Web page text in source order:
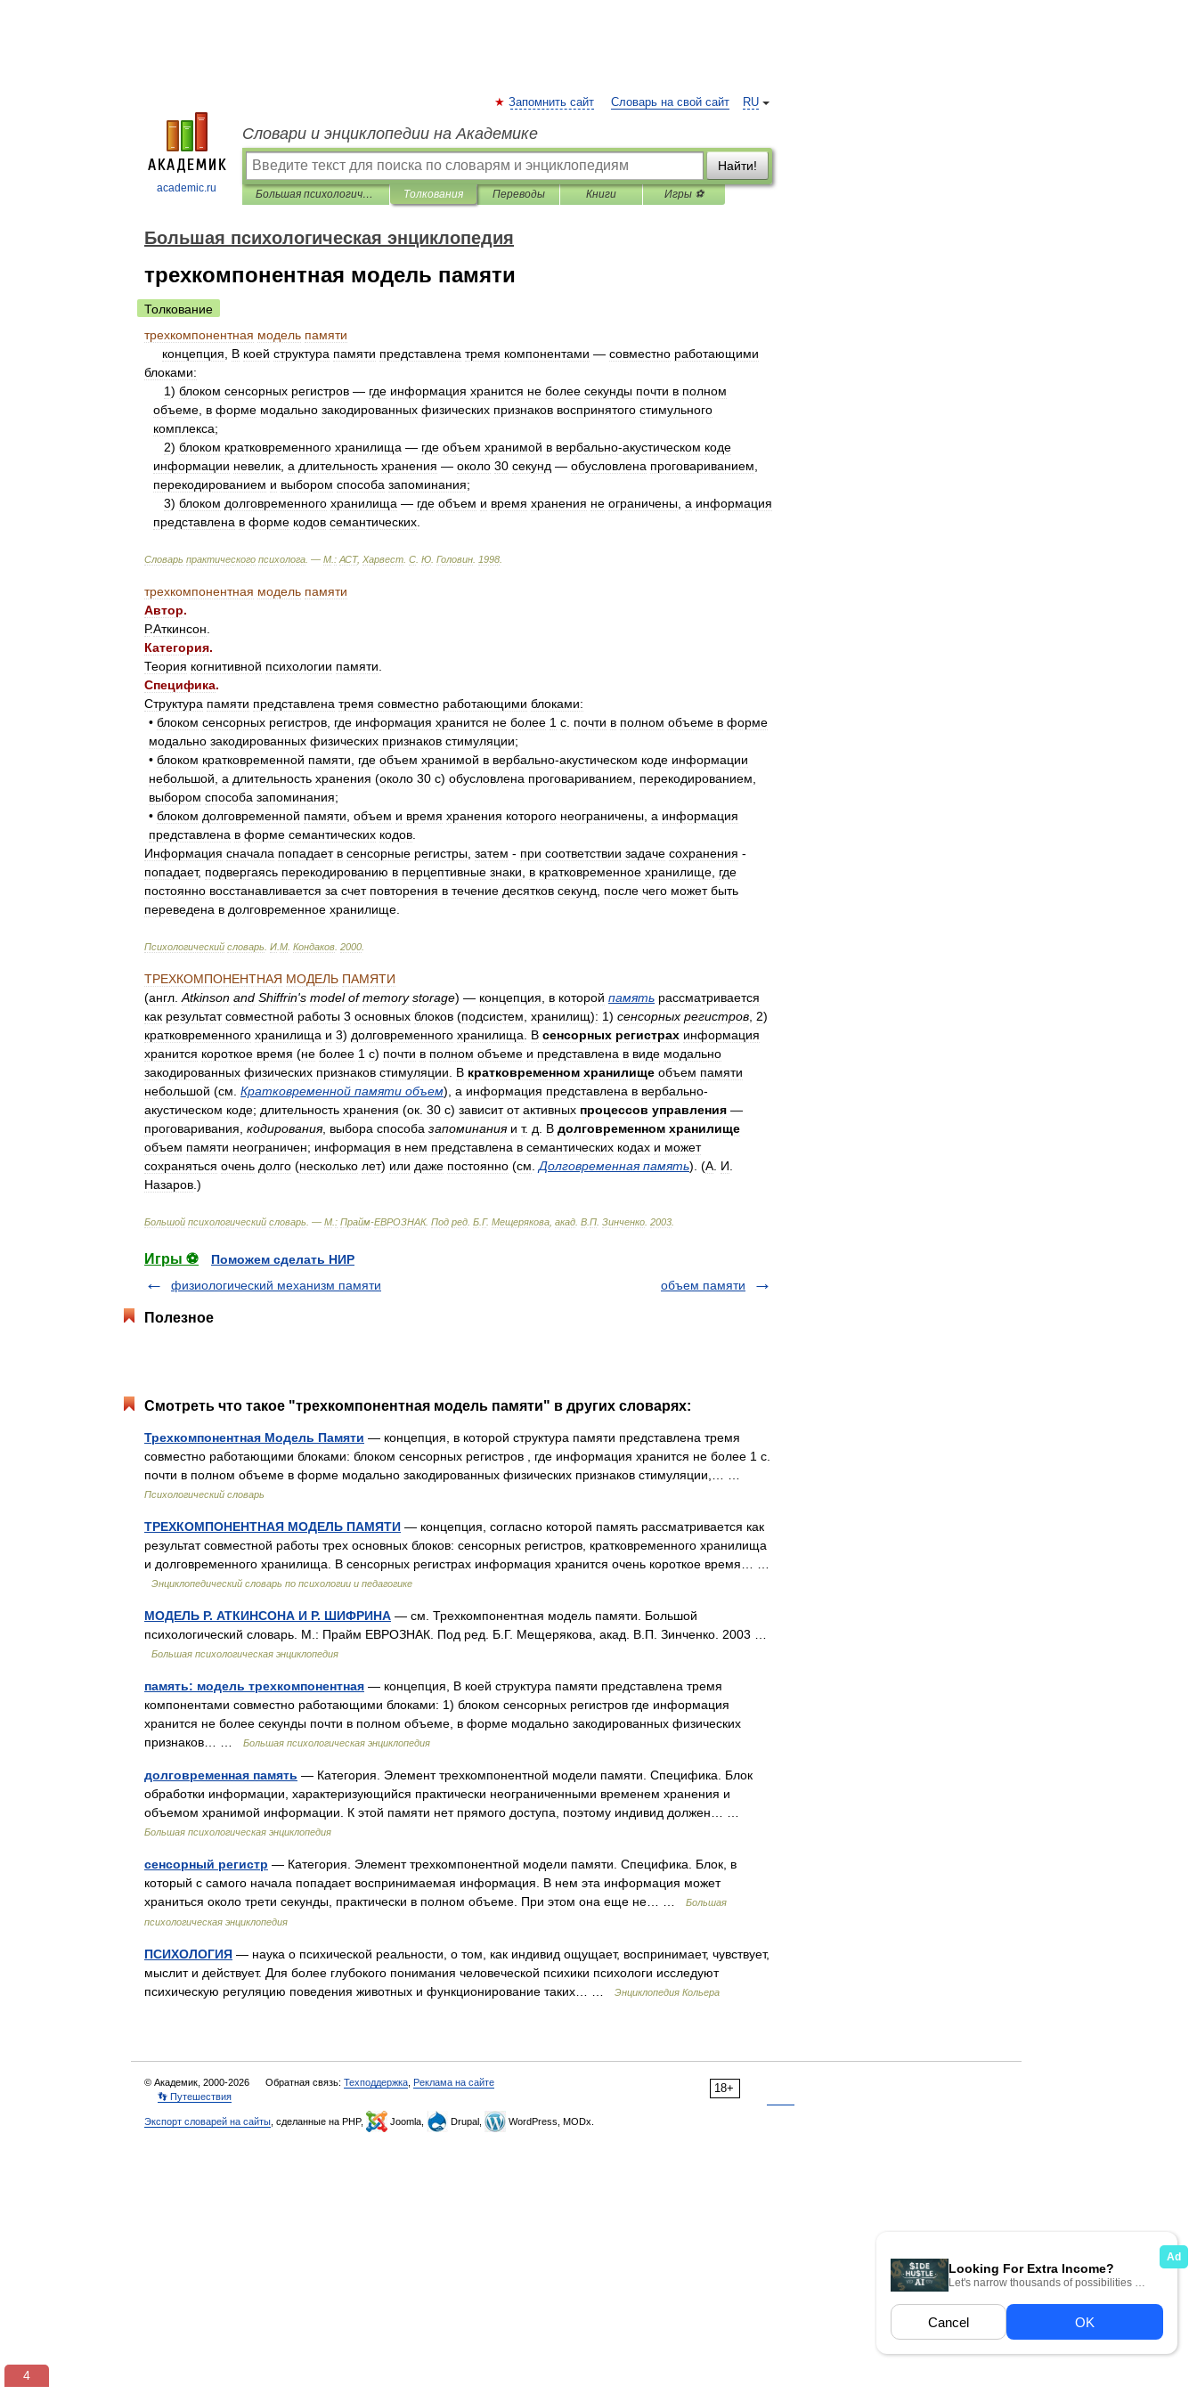
academic.ru
RU
Запомнить сайт Словарь на свой сайт
Словари и энциклопедии на Академике
Найти!
Большая психологическая энциклопедия Толкования Переводы Книги Игры ⚽
Большая психологическая энциклопедия
трехкомпонентная модель памяти
Толкование
трехкомпонентная модель памяти
концепция
В коей структура памяти представлена тремя компонентами — совместно работающими
блоками:
1) блоком сенсорных регистров — где информация хранится не более секунды почти в полном
объеме в форме модально закодированных физических признаков воспринятого стимульного
комплекса;
2) блоком кратковременного хранилища — где объем хранимой в вербально-акустическом коде
информации невелик а длительность хранения — около 30 секунд — обусловлена проговариванием
перекодированием и выбором способа запоминания;
3) блоком долговременного хранилища — где объем и время хранения не ограничены а информация
представлена в форме кодов семантических
Словарь практического психолога . — М : АСТ, Харвест С Ю Головин 1998
трехкомпонентная модель памяти
Автор.
Р.Аткинсон
Категория.
Теория когнитивной психологии памяти
Специфика.
Структура памяти представлена тремя совместно работающими блоками:
• блоком сенсорных регистров где информация хранится не более 1 с почти в полном объеме в форме
модально закодированных физических признаков стимуляции;
• блоком кратковременной памяти где объем хранимой в вербально-акустическом коде информации
небольшой а длительность хранения (около 30 с) обусловлена проговариванием перекодированием
выбором способа запоминания;
• блоком долговременной памяти объем и время хранения которого неограничены а информация
представлена в форме семантических кодов
Информация сначала попадает в сенсорные регистры затем - при соответствии задаче сохранения -
попадает, подвергаясь перекодированию в перцептивные знаки в кратковременное хранилище где
постоянно восстанавливается за счет повторения в течение десятков секунд после чего может быть
переведена в долговременное хранилище
Психологический словарь И М Кондаков 2000
ТРЕХКОМПОНЕНТНАЯ МОДЕЛЬ ПАМЯТИ
(англ Atkinson and Shiffrin's model of memory storage) — концепция в которой память рассматривается
как результат совместной работы 3 основных блоков (подсистем хранилищ): 1) сенсорных регистров 2)
кратковременного хранилища и 3) долговременного хранилища В сенсорных регистрах информация
хранится короткое время (не более 1 с) почти в полном объеме и представлена в виде модально
закодированных физических признаков стимуляции В кратковременном хранилище объем памяти
небольшой (см Кратковременной памяти объем), а информация представлена в вербально-
акустическом коде; длительность хранения (ок 30 с) зависит от активных процессов управления —
проговаривания кодирования, выбора способа запоминания и т. д В долговременном хранилище
объем памяти неограничен; информация в нем представлена в семантических кодах и может
сохраняться очень долго (несколько лет) или даже постоянно (см Долговременная память). (А И
Назаров .)
Большой психологический словарь . — М : Прайм-ЕВРОЗНАК. Под ред Б Г. Мещерякова акад В П Зинченко 2003
Игры ⚽
Поможем сделать НИР
физиологический механизм памяти
объем памяти
Полезное
Смотреть что такое "трехкомпонентная модель памяти" в других словарях:
Трехкомпонентная Модель Памяти — концепция, в которой структура памяти представлена тремя
совместно работающими блоками: блоком сенсорных регистров , где информация хранится не более 1 с.
почти в полном объеме в форме модально закодированных физических признаков стимуляции,… …
Психологический словарь
ТРЕХКОМПОНЕНТНАЯ МОДЕЛЬ ПАМЯТИ — концепция, согласно которой память рассматривается как
результат совместной работы трех основных блоков: сенсорных регистров, кратковременного хранилища
и долговременного хранилища. В сенсорных регистрах информация хранится очень короткое время… …
Энциклопедический словарь по психологии и педагогике
МОДЕЛЬ Р. АТКИНСОНА И Р. ШИФРИНА — см. Трехкомпонентная модель памяти. Большой
психологический словарь. М.: Прайм ЕВРОЗНАК. Под ред. Б.Г. Мещерякова, акад. В.П. Зинченко. 2003 …
Большая психологическая энциклопедия
память: модель трехкомпонентная — концепция, В коей структура памяти представлена тремя
компонентами совместно работающими блоками: 1) блоком сенсорных регистров где информация
хранится не более секунды почти в полном объеме, в форме модально закодированных физических
признаков… …
Большая психологическая энциклопедия
долговременная память — Категория. Элемент трехкомпонентной модели памяти. Специфика. Блок
обработки информации, характеризующийся практически неограниченными временем хранения и
объемом хранимой информации. К этой памяти нет прямого доступа, поэтому индивид должен… …
Большая психологическая энциклопедия
сенсорный регистр — Категория. Элемент трехкомпонентной модели памяти. Специфика. Блок, в
который с самого начала попадает воспринимаемая информация. В нем эта информация может
храниться около трети секунды, практически в полном объеме. При этом она еще не… …
Большая
психологическая энциклопедия
ПСИХОЛОГИЯ — наука о психической реальности, о том, как индивид ощущает, воспринимает, чувствует,
мыслит и действует. Для более глубокого понимания человеческой психики психологи исследуют
психическую регуляцию поведения животных и функционирование таких… …
Энциклопедия Кольера
18+
© Академик, 2000-2026 Обратная связь: Техподдержка Реклама на сайте
👣 Путешествия
Экспорт словарей на сайты , сделанные на PHP, Joomla, Drupal, WordPress, MODx.
3